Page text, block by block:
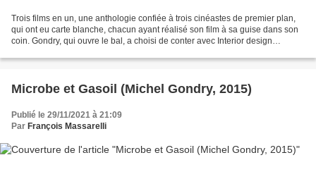
Trois films en un, une anthologie confiée à trois cinéastes de premier plan,
qui ont eu carte blanche, chacun ayant réalisé son film à sa guise dans son
coin. Gondry, qui ouvre le bal, a choisi de conter avec Interior design
Microbe et Gasoil (Michel Gondry, 2015)
Publié le 29/11/2021 à 21:09
Par François Massarelli